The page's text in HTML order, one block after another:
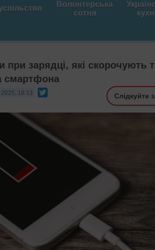
Волонтерська
сотня
зарядці, які скорочують
смартфона
2025, 18:13 Слідкуйте